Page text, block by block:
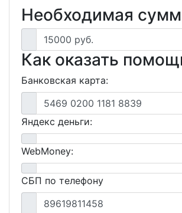
Необходимая
15000 руб.
Как оказать
Банковская карта:
5469 0200 1181 8839
Яндекс деньги:
WebMoney:
СБП по телефону
89619811458